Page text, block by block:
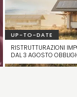
UP-TO-DATE
RISTRUTTURAZIONI
DAL 3 AGOSTO
RISPETTATO, IL TITOLO